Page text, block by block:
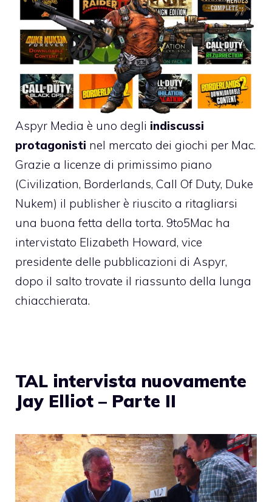
Aspyr Media è uno degli indiscussi
protagonisti nel mercato dei giochi per Mac.
Grazie a licenze di primissimo piano
(Civilization, Borderlands, Call Of Duty, Duke
Nukem) il publisher è riuscito a ritagliarsi
una buona fetta della torta. 9to5Mac ha
intervistato Elizabeth Howard, vice
presidente delle pubblicazioni di Aspyr,
dopo il salto trovate il riassunto della lunga
chiacchierata.
TAL intervista nuovamente
Jay Elliot – Parte II